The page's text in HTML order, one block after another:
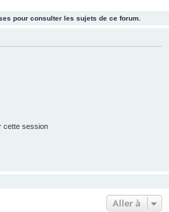
pour consulter les sujets de ce forum.
cette session
Aller à